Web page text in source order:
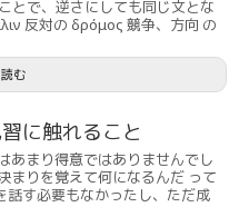
とで、逆さにしても同じ文とな
反対の δρόμος 競争、方向 の
む
に触れること
あまり得意ではありませんでし
まりを覚えて何になるんだ って
話す必要もなかったし、ただ成